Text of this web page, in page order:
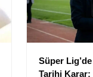
Süper
Tarihi